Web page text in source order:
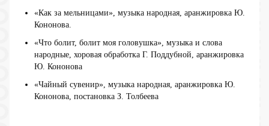
«Как за мельницами», музыка народная, аранжировка Ю.
Кононова.
«Что болит, болит моя головушка», музыка и слова
народные, хоровая обработка Г. Поддубной, аранжировка
Ю. Кононова
«Чайный сувенир», музыка народная, аранжировка Ю.
Кононова, постановка З. Толбеева